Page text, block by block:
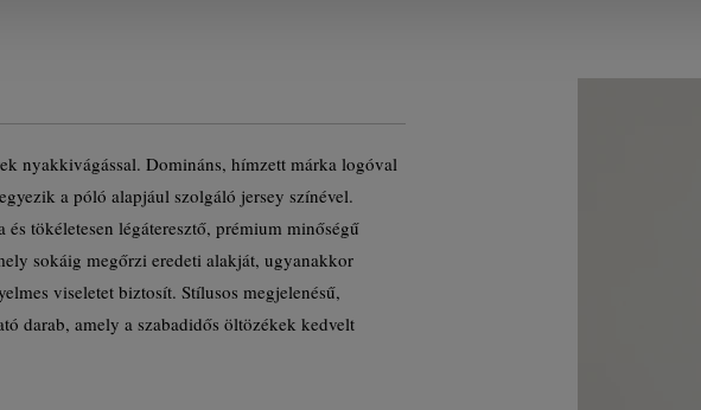
nyakkivágással. Domináns, hímzett márka logóval
a póló alapjául szolgáló jersey színével.
és tökéletesen légáteresztő, prémium minőségű
sokáig megőrzi eredeti alakját, ugyanakkor
viseletet biztosít. Stílusos megjelenésű,
darab, amely a szabadidős öltözékek kedvelt